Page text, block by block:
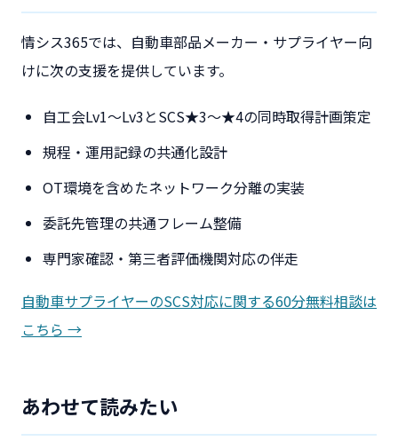
情シス365では、自動車部品メーカー・サプライヤー向
けに次の支援を提供しています。
自工会Lv1〜Lv3とSCS★3〜★4の同時取得計画策定
規程・運用記録の共通化設計
OT環境を含めたネットワーク分離の実装
委託先管理の共通フレーム整備
専門家確認・第三者評価機関対応の伴走
自動車サプライヤーのSCS対応に関する60分無料相談は
こちら →
あわせて読みたい